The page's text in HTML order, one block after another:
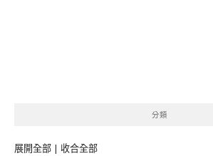
分類
展開全部 | 收合全部